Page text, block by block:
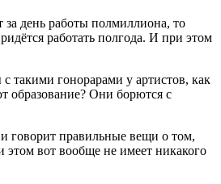
за день работы полмиллиона, то
работать полгода. И при этом
такими гонорарами у артистов, как
образование? Они борются с
и говорит правильные вещи о том,
этом вот вообще не имеет никакого